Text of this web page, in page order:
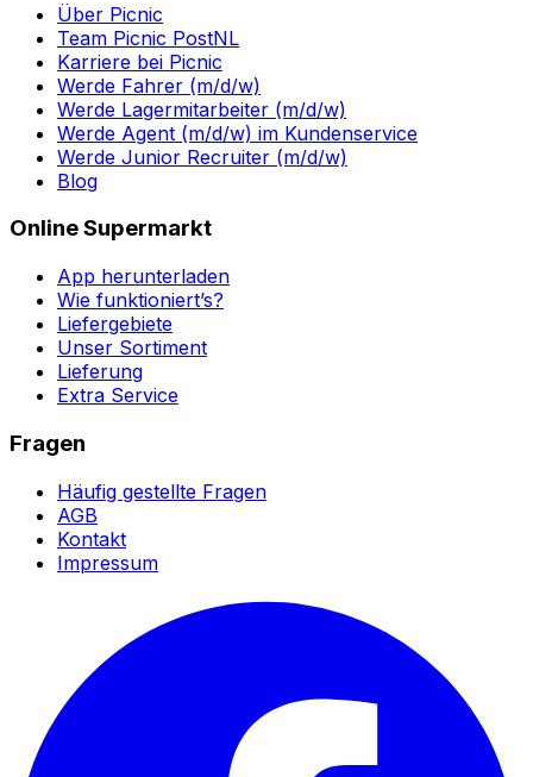
Über Picnic
Team Picnic PostNL
Karriere bei Picnic
Werde Fahrer (m/d/w)
Werde Lagermitarbeiter (m/d/w)
Werde Agent (m/d/w) im Kundenservice
Werde Junior Recruiter (m/d/w)
Blog
Online Supermarkt
App herunterladen
Wie funktioniert’s?
Liefergebiete
Unser Sortiment
Lieferung
Extra Service
Fragen
Häufig gestellte Fragen
AGB
Kontakt
Impressum